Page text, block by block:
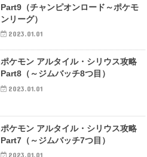
Part9（チャンピオンロード～ポケモ
ンリーグ）
2023.01.01
ポケモン アルタイル・シリウス攻略
Part8（～ジムバッチ8つ目）
2023.01.01
ポケモン アルタイル・シリウス攻略
Part7（～ジムバッチ7つ目）
2023.01.01